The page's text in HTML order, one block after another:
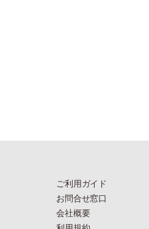
ご利用ガイド
お問合せ窓口
会社概要